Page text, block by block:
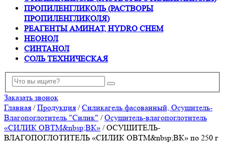
ПРОПИЛЕНГЛИКОЛЬ (РАСТВОРЫ
ПРОПИЛЕНГЛИКОЛЯ)
РЕАГЕНТЫ АМИНАТ, HYDRO CHEM
НЕОНОЛ
СИНТАНОЛ
СОЛЬ ТЕХНИЧЕСКАЯ
Заказать звонок
Главная /Продукция /Силикагель фасованный, Осушитель-
Влагопоглотитель "Силик" /Осушитель-влагопоглотитель
«СИЛИК ОВТМ&nbsp;ВК» /ОСУШИТЕЛЬ-
ВЛАГОПОГЛОТИТЕЛЬ «СИЛИК ОВТМ&nbsp;ВК» по 250 г